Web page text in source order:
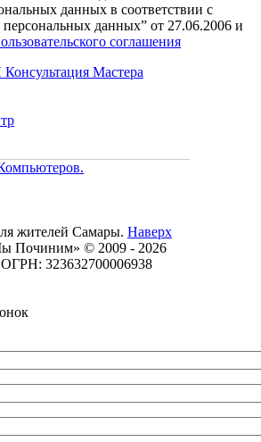
данных в соответствии с
данных” от 27.06.2006 и
соглашения
Мастера
жителей Самары. Наверх
Починим» © 2009 - 2026
323632700006938